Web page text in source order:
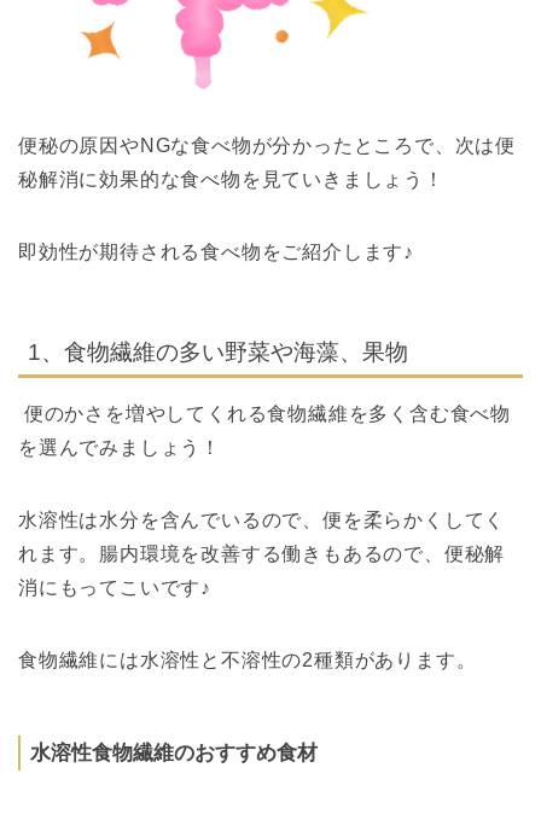
便秘の原因やNGな食べ物が分かったところで、次は便
秘解消に効果的な食べ物 を見ていきましょう！
即効性が期待される食べ物 をご紹介します♪
1、食物繊維の多い野菜や海藻、果物
便のかさを増やしてくれる食物繊維を多く含む食べ物
を選んでみましょう！
水溶性は水分を含んでいるので、便を柔らかくしてく
れます。
腸内環境を改善する働きもあるので、 便秘解
消にもってこいです♪
食物繊維には水溶性と不溶性の2種類があります。
水溶性食物繊維のおすすめ食材